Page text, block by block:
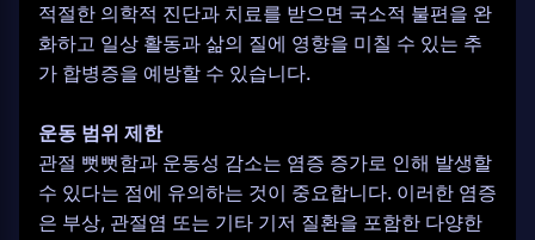
적절한 의학적 진단과 치료를 받으면 국소적 불편을 완
화하고 일상 활동과 삶의 질에 영향을 미칠 수 있는 추
가 합병증을 예방할 수 있습니다.
운동 범위 제한
관절 뻣뻣함과 운동성 감소는 염증 증가로 인해 발생할
수 있다는 점에 유의하는 것이 중요합니다. 이러한 염증
은 부상, 관절염 또는 기타 기저 질환을 포함한 다양한